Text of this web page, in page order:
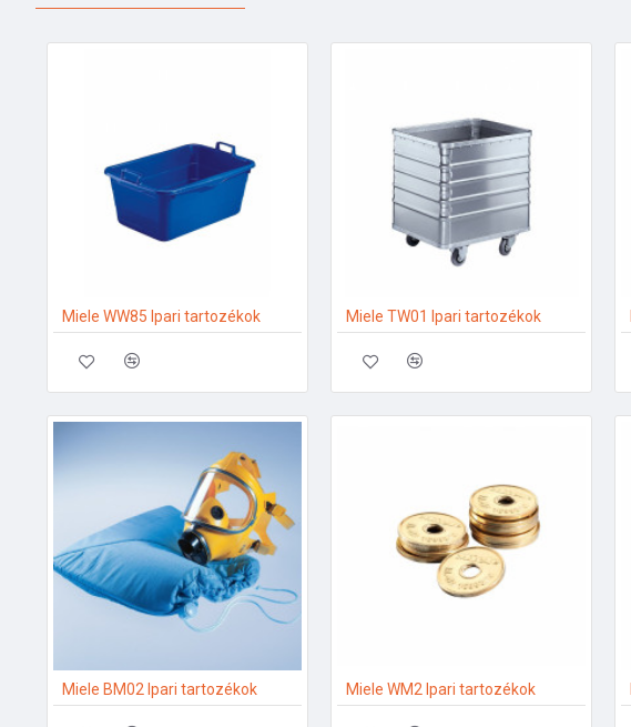
Miele WW85 Ipari tartozékok Miele TW01 Ipari tartozékok
Miele BM02 Ipari tartozékok Miele WM2 Ipari tartozékok